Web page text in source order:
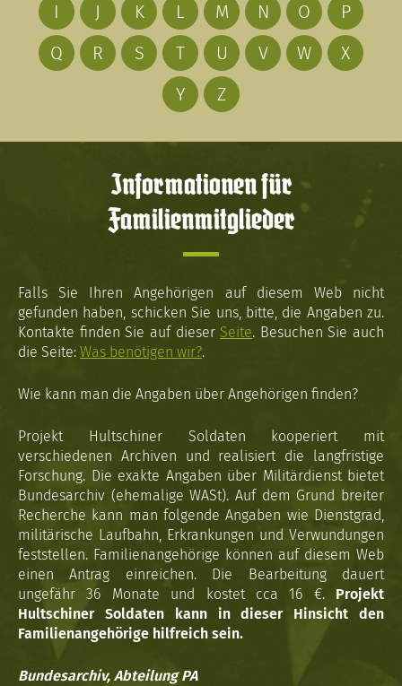
I J K L M N O
P
Q
R S T U V W
X
Y
Z
Informationen für
Familienmitglieder
Falls Sie Ihren Angehörigen auf diesem Web nicht
gefunden haben, schicken Sie uns, bitte, die Angaben zu.
Kontakte finden Sie auf dieser Seite. Besuchen Sie auch
die Seite: Was benötigen wir?.
Wie kann man die Angaben über Angehörigen finden?
Projekt Hultschiner Soldaten kooperiert mit
verschiedenen Archiven und realisiert die langfristige
Forschung. Die exakte Angaben über Militärdienst bietet
Bundesarchiv (ehemalige WASt). Auf dem Grund breiter
Recherche kann man folgende Angaben wie Dienstgrad,
militärische Laufbahn, Erkrankungen und Verwundungen
feststellen. Familienangehörige können auf diesem Web
einen Antrag einreichen. Die Bearbeitung dauert
ungefähr 36 Monate und kostet cca 16 €. Projekt
Hultschiner Soldaten kann in dieser Hinsicht den
Familienangehörige hilfreich sein.
Bundesarchiv, Abteilung PA